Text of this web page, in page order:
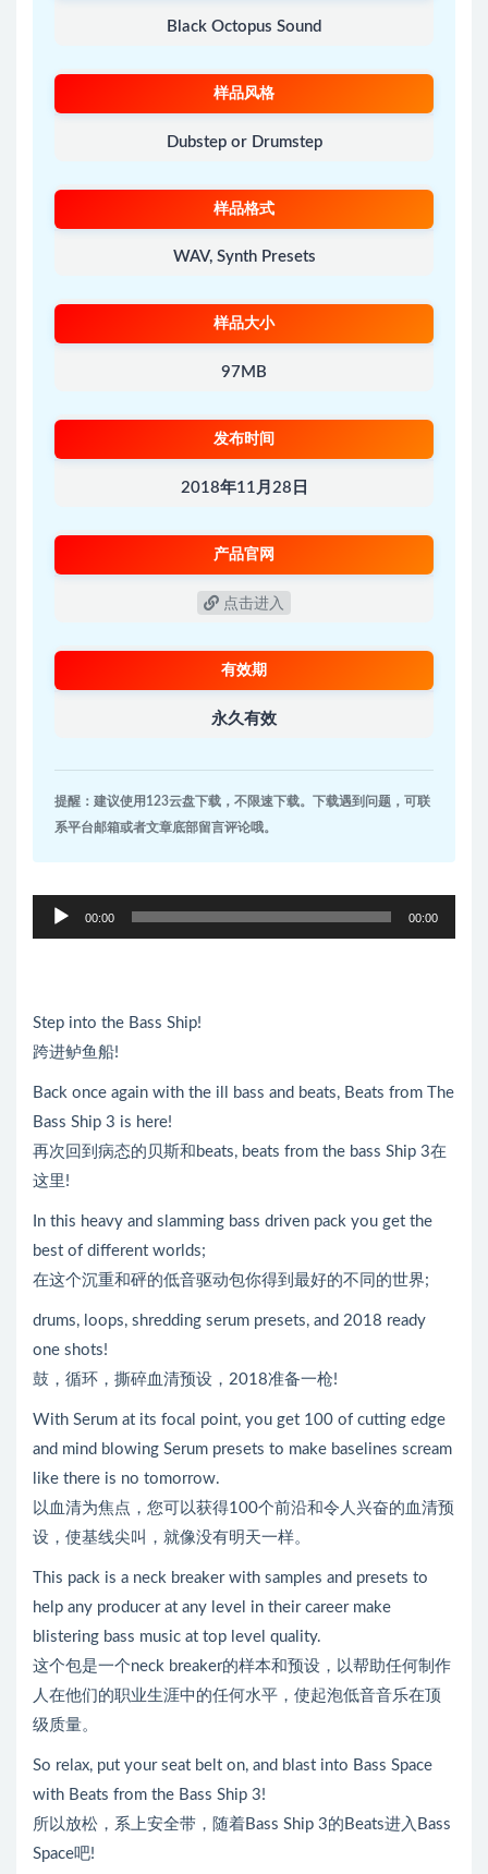
Black Octopus Sound
样品风格
Dubstep or Drumstep
样品格式
WAV, Synth Presets
样品大小
97MB
发布时间
2018年11月28日
产品官网
点击进入
有效期
永久有效
提醒：建议使用123云盘下载，不限速下载。下载遇到问题，可联
系平台邮箱或者文章底部留言评论哦。
00:00 00:00
Step into the Bass Ship!
跨进鲈鱼船!
Back once again with the ill bass and beats, Beats from The
Bass Ship 3 is here!
再次回到病态的贝斯和beats, beats from the bass Ship 3在
这里!
In this heavy and slamming bass driven pack you get the
best of different worlds;
在这个沉重和砰的低音驱动包你得到最好的不同的世界;
drums, loops, shredding serum presets, and 2018 ready
one shots!
鼓，循环，撕碎血清预设，2018准备一枪!
With Serum at its focal point, you get 100 of cutting edge
and mind blowing Serum presets to make baselines scream
like there is no tomorrow.
以血清为焦点，您可以获得100个前沿和令人兴奋的血清预
设，使基线尖叫，就像没有明天一样。
This pack is a neck breaker with samples and presets to
help any producer at any level in their career make
blistering bass music at top level quality.
这个包是一个neck breaker的样本和预设，以帮助任何制作
人在他们的职业生涯中的任何水平，使起泡低音音乐在顶
级质量。
So relax, put your seat belt on, and blast into Bass Space
with Beats from the Bass Ship 3!
所以放松，系上安全带，随着Bass Ship 3的Beats进入Bass
Space吧!